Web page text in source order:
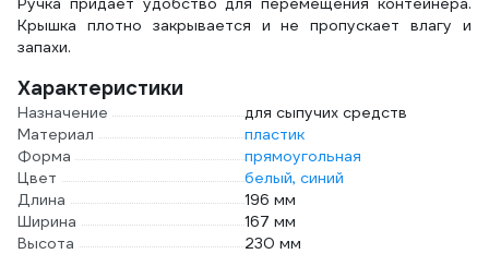
Крышка плотно закрывается и не пропускает влагу и
запахи.
Характеристики
Назначение
для сыпучих средств
Материал
пластик
Форма
прямоугольная
Цвет
белый, синий
Длина
196 мм
Ширина
167 мм
Высота
230 мм